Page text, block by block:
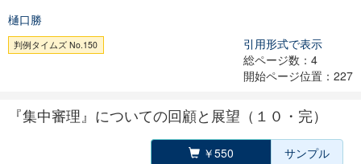
樋口勝
判例タイムズ No.150
引用形式で表示
総ページ数：4
開始ページ位置：227
『集中審理』についての回顧と展望（１０・完）
￥550 サンプル